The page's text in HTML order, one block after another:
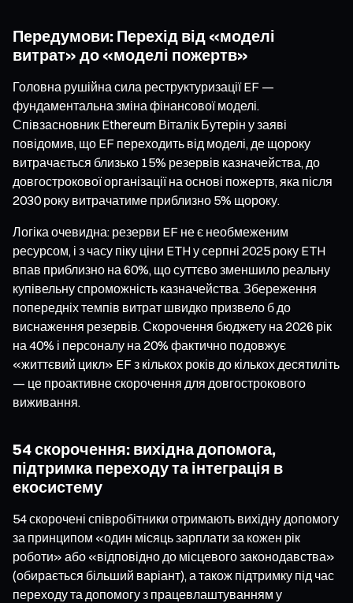
Передумови: Перехід від «моделі
витрат» до «моделі пожертв»
Головна рушійна сила реструктуризації EF —
фундаментальна зміна фінансової моделі.
Співзасновник Ethereum Віталік Бутерін у заяві
повідомив, що EF переходить від моделі, де щороку
витрачається близько 15% резервів казначейства, до
довгострокової організації на основі пожертв, яка після
2030 року витрачатиме приблизно 5% щороку.
Логіка очевидна: резерви EF не є необмеженим
ресурсом, і з часу піку ціни ETH у серпні 2025 року ETH
впав приблизно на 60%, що суттєво зменшило реальну
купівельну спроможність казначейства. Збереження
попередніх темпів витрат швидко призвело б до
виснаження резервів. Скорочення бюджету на 2026 рік
на 40% і персоналу на 20% фактично подовжує
«життєвий цикл» EF з кількох років до кількох десятиліть
— це проактивне скорочення для довгострокового
виживання.
54 скорочення: вихідна допомога,
підтримка переходу та інтеграція в
екосистему
54 скорочені співробітники отримають вихідну допомогу
за принципом «один місяць зарплати за кожен рік
роботи» або «відповідно до місцевого законодавства»
(обирається більший варіант), а також підтримку під час
переходу та допомогу з працевлаштуванням у